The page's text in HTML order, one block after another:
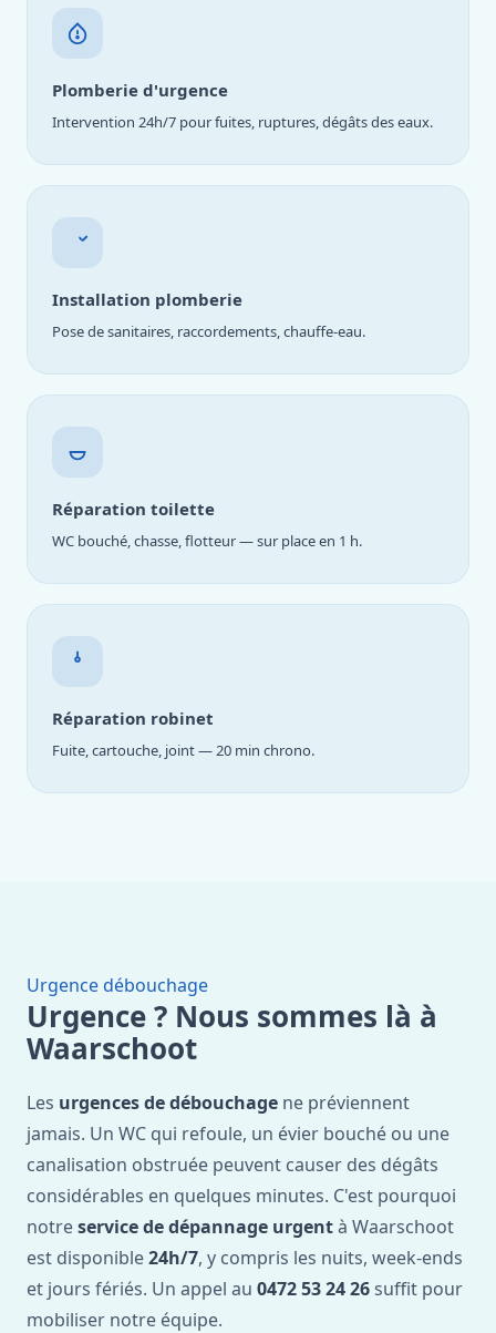
Plomberie d'urgence
Intervention 24h/7 pour fuites, ruptures, dégâts des eaux.
Installation plomberie
Pose de sanitaires, raccordements, chauffe-eau.
Réparation toilette
WC bouché, chasse, flotteur — sur place en 1 h.
Réparation robinet
Fuite, cartouche, joint — 20 min chrono.
Urgence débouchage
Urgence ? Nous sommes là à
Waarschoot
Les urgences de débouchage ne préviennent
jamais. Un WC qui refoule, un évier bouché ou une
canalisation obstruée peuvent causer des dégâts
considérables en quelques minutes. C'est pourquoi
notreservice de dépannage urgentà Waarschoot
est disponible24h/7, y compris les nuits, week-ends
et jours fériés. Un appel au 0472 53 24 26 suffit pour
mobiliser notre équipe.